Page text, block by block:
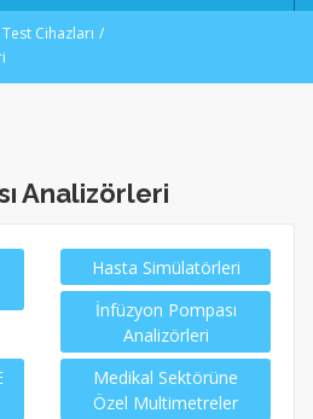
Cihazları
Analizörleri
Hasta Simülatörleri
İnfüzyon Pompası
Analizörleri
Medikal Sektörüne
Özel Multimetreler